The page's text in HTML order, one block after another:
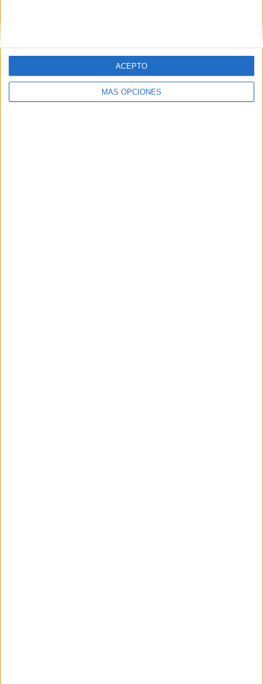
MÁS OPCIONES
ACEPTO